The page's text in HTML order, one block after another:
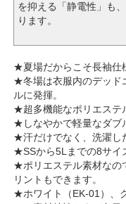
を抑える「静電性」も
ります。
★夏場だからこそ長袖仕
★冬場は衣服内のデッド
ルに発揮。
★超多機能なポリエステ
★しなやかで軽量なダブ
★汗だけでなく、洗濯し
★SSから5Lまでの8サイ
★ポリエステル素材なの
リントもできます。
★ホワイト（EK-01）、